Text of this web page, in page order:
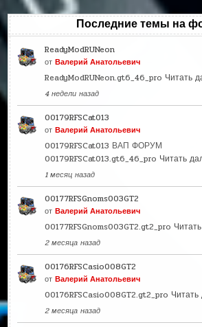
Последние темы на
ReadyModRUNeon
отВалерий Анатольевич
ReadyModRUNeon.gt6_46_pro Читать
4 недели назад
00179RFSCat013
отВалерий Анатольевич
00179RFSCat013 ВАП ФОРУМ
00179RFSCat013.gt6_46_pro Читать
1 месяц назад
00177RFSGnoms003GT2
отВалерий Анатольевич
00177RFSGnoms003GT2.gt2_pro
2 месяца назад
00176RFSCasio008GT2
отВалерий Анатольевич
00176RFSCasio008GT2.gt2_pro Читать
2 месяца назад